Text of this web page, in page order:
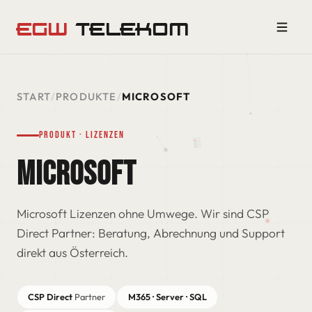
EGW TELEKOM
START/PRODUKTE /MICROSOFT
Produkt · Lizenzen
MICROSOFT
Microsoft Lizenzen ohne Umwege. Wir sind CSP
Direct Partner: Beratung, Abrechnung und Support
direkt aus Österreich.
CSP Direct Partner M365 · Server · SQL